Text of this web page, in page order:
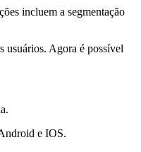
incluem a segmentação
usuários. Agora é possível
e IOS.